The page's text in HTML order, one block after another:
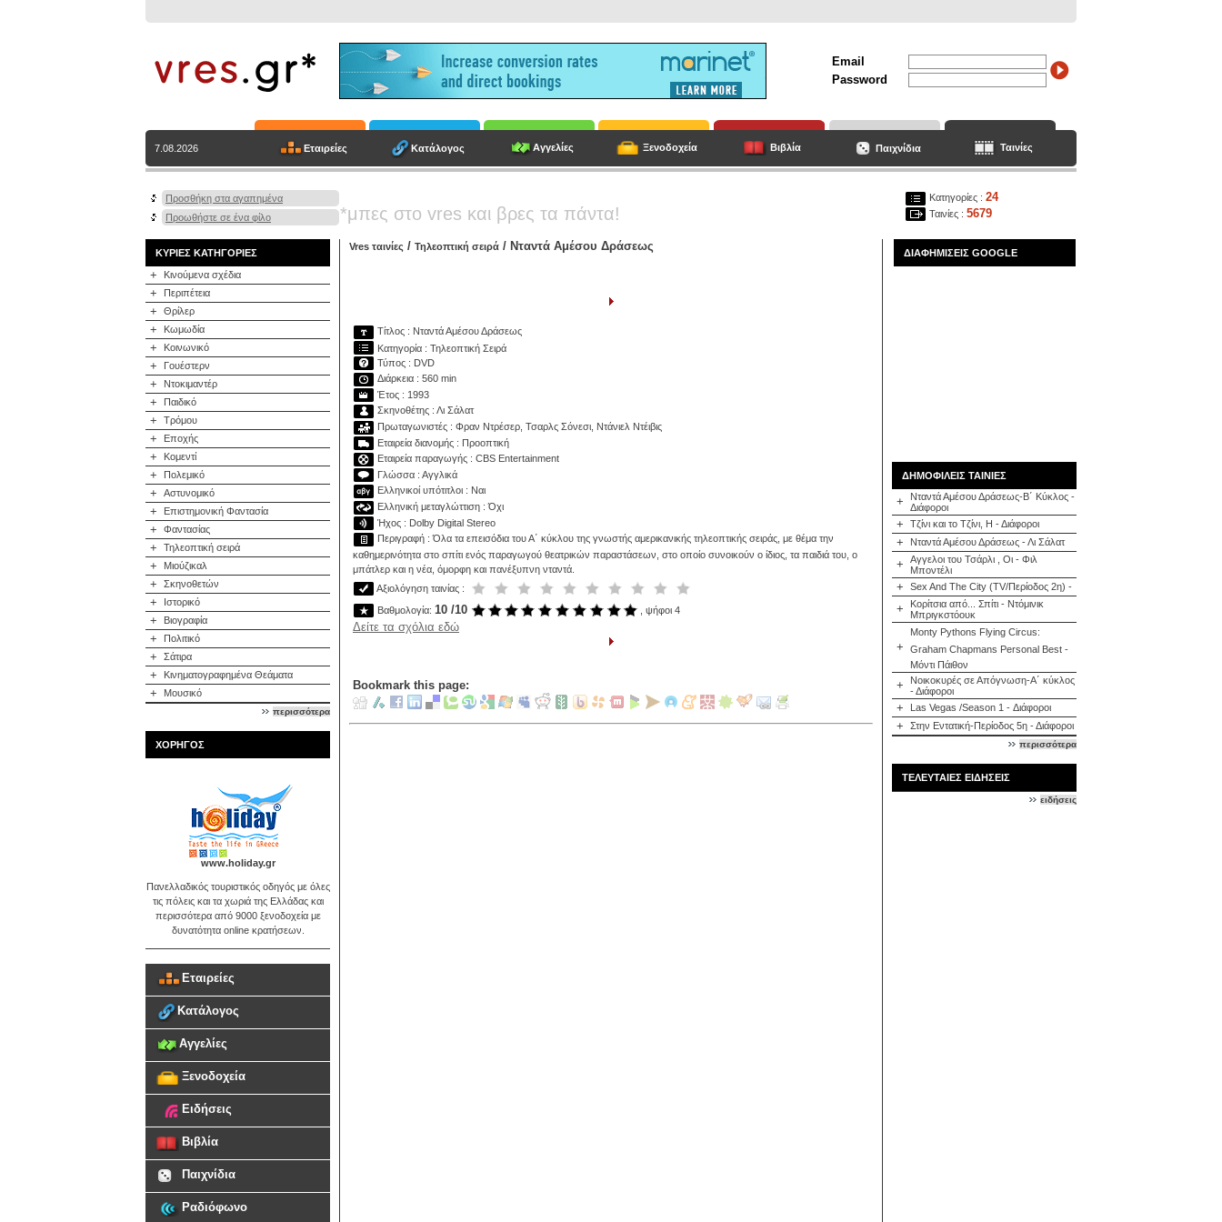
Email
Password
7.08.2026 Εταιρείες Κατάλογος Αγγελίες Ξενοδοχεία Βιβλία Παιχνίδια Ταινίες
Προσθήκη στα αγαπημένα
Προωθήστε σε ένα φίλο
*μπες στο vres και βρες τα πάντα!
Κατηγορίες : 24
Ταινίες : 5679
ΚΥΡΙΕΣ ΚΑΤΗΓΟΡΙΕΣ
+ Κινούμενα σχέδια
+ Περιπέτεια
+ Θρίλερ
+ Κωμωδία
+ Κοινωνικό
+ Γουέστερν
+ Ντοκιμαντέρ
+ Παιδικό
+ Τρόμου
+ Εποχής
+ Κομεντί
+ Πολεμικό
+ Αστυνομικό
+ Επιστημονική Φαντασία
+ Φαντασίας
+ Τηλεοπτική σειρά
+ Μιούζικαλ
+ Σκηνοθετών
+ Ιστορικό
+ Βιογραφία
+ Πολιτικό
+ Σάτιρα
+ Κινηματογραφημένα Θεάματα
+ Μουσικό
περισσότερα
ΧΟΡΗΓΟΣ
www.holiday.gr
Πανελλαδικός τουριστικός οδηγός με όλες
τις πόλεις και τα χωριά της Ελλάδας και
περισσότερα από 9000 ξενοδοχεία με
δυνατότητα online κρατήσεων.
Εταιρείες
Κατάλογος
Αγγελίες
Ξενοδοχεία
Ειδήσεις
Βιβλία
Παιχνίδια
Ραδιόφωνο
Vres ταινίες / Τηλεοπτική σειρά / Νταντά Αμέσου Δράσεως
Τίτλος : Νταντά Αμέσου Δράσεως
Κατηγορία : Τηλεοπτική Σειρά
Τύπος : DVD
Διάρκεια : 560 min
Έτος : 1993
Σκηνοθέτης : Λι Σάλατ
Πρωταγωνιστές : Φραν Ντρέσερ, Τσαρλς Σόνεσι, Ντάνιελ Ντέιβις
Εταιρεία διανομής : Προοπτική
Εταιρεία παραγωγής : CBS Entertainment
Γλώσσα : Αγγλικά
Ελληνικοί υπότιτλοι : Ναι
Ελληνική μεταγλώττιση : Όχι
Ήχος : Dolby Digital Stereo
Περιγραφή : Όλα τα επεισόδια του Α΄ κύκλου της γνωστής αμερικανικής τηλεοπτικής σειράς, με θέμα την
καθημερινότητα στο σπίτι ενός παραγωγού θεατρικών παραστάσεων, στο οποίο συνοικούν ο ίδιος, τα παιδιά του, ο
μπάτλερ και η νέα, όμορφη και πανέξυπνη νταντά.
Αξιολόγηση ταινίας :
Βαθμολογία: 10 /10 , ψήφοι 4
Δείτε τα σχόλια εδώ
Bookmark this page:
ΔΙΑΦΗΜΙΣΕΙΣ GOOGLE
ΔΗΜΟΦΙΛΕΙΣ ΤΑΙΝΙΕΣ
+
Νταντά Αμέσου Δράσεως-Β΄ Κύκλος -
Διάφοροι
+ Τζίνι και το Τζίνι, Η - Διάφοροι
+ Νταντά Αμέσου Δράσεως - Λι Σάλατ
+
Αγγελοι του Τσάρλι , Οι - Φιλ
Μποντέλι
+ Sex And The City (TV/Περίοδος 2η) -
+
Κορίτσια από... Σπίτι - Ντόμινικ
Μπριγκστόουκ
+
Monty Pythons Flying Circus:
Graham Chapmans Personal Best -
Μόντι Πάιθον
+
Νοικοκυρές σε Απόγνωση-Α΄ κύκλος
- Διάφοροι
+ Las Vegas /Season 1 - Διάφοροι
+ Στην Εντατική-Περίοδος 5η - Διάφοροι
περισσότερα
ΤΕΛΕΥΤΑΙΕΣ ΕΙΔΗΣΕΙΣ
ειδήσεις